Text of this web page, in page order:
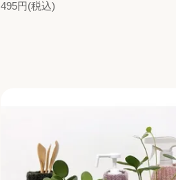
495円(税込)